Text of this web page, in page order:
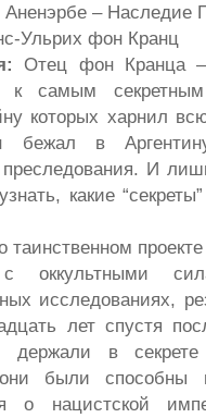
Аненэрбе – Наследие
Ульрих фон Кранц
Отец фон Кранца
к самым секретным
которых харнил
бежал в
преследования. И
какие
таинственном
с оккультными
исследованиях,
лет спустя
держали в
были способны
о нацистской